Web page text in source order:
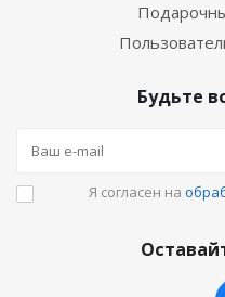
Будьте
Я согласен на